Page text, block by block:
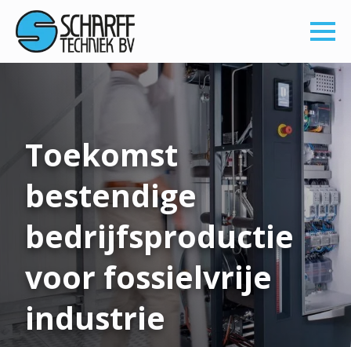
Toekomst
bestendige
bedrijfsproductie
voor fossielvrije
industrie